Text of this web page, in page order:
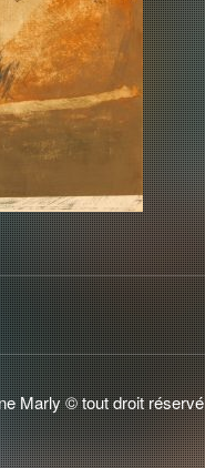
Marly © tout droit réservé